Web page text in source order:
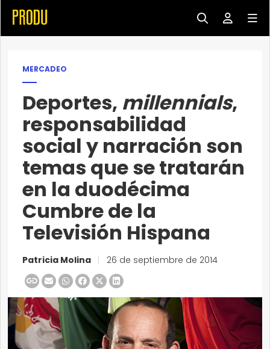
MERCADEO
Deportes, millennials,
responsabilidad
social y narración son
temas que se tratarán
en la duodécima
Cumbre de la
Televisión Hispana
Patricia Molina 26 de septiembre de 2014